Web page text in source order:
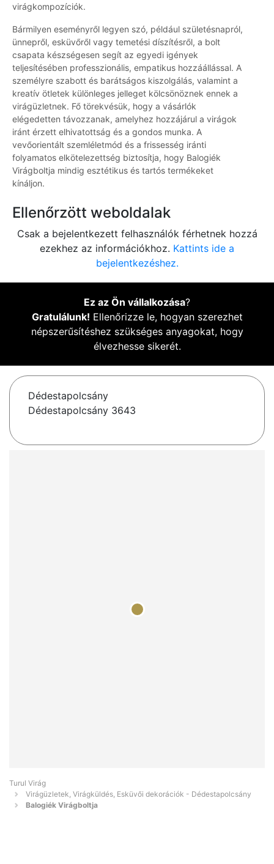
virágkompozíciók.
Bármilyen eseményről legyen szó, például születésnapról,
ünnepről, esküvőről vagy temetési díszítésről, a bolt
csapata készségesen segít az egyedi igények
teljesítésében professzionális, empatikus hozzáállással. A
személyre szabott és barátságos kiszolgálás, valamint a
kreatív ötletek különleges jelleget kölcsönöznek ennek a
virágüzletnek. Fő törekvésük, hogy a vásárlók
elégedetten távozzanak, amelyhez hozzájárul a virágok
iránt érzett elhivatottság és a gondos munka. A
vevőorientált szemléletmód és a frissesség iránti
folyamatos elkötelezettség biztosítja, hogy Balogiék
Virágboltja mindig esztétikus és tartós termékeket
kínáljon.
Ellenőrzött weboldalak
Csak a bejelentkezett felhasználók férhetnek hozzá
ezekhez az információkhoz. Kattints ide a
bejelentkezéshez.
Ez az Ön vállalkozása?
Gratulálunk! Ellenőrizze le, hogyan szerezhet
népszerűsítéshez szükséges anyagokat, hogy
élvezhesse sikerét.
Dédestapolcsány
Dédestapolcsány 3643
Turul Virág
Virágüzletek, Virágküldés, Esküvői dekorációk - Dédestapolcsány
Balogiék Virágboltja